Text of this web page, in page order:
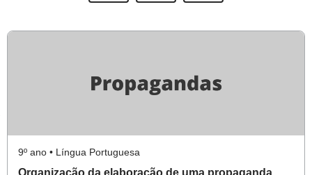
9º ano • Língua Portuguesa
Organização da elaboração de uma propaganda